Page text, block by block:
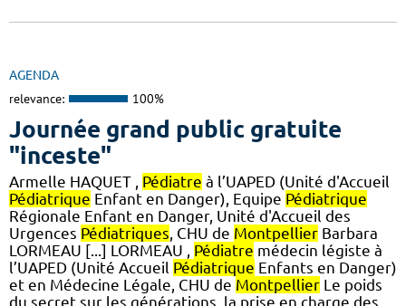
AGENDA
relevance: 100%
Journée grand public gratuite
"inceste"
Armelle HAQUET , Pédiatre à l’UAPED (Unité d'Accueil
Pédiatrique Enfant en Danger), Equipe Pédiatrique
Régionale Enfant en Danger, Unité d'Accueil des
Urgences Pédiatriques , CHU de Montpellier Barbara
LORMEAU [...] LORMEAU , Pédiatre médecin légiste à
l’UAPED (Unité Accueil Pédiatrique Enfants en Danger)
et en Médecine Légale, CHU de Montpellier Le poids
du secret sur les générations, la prise en charge des